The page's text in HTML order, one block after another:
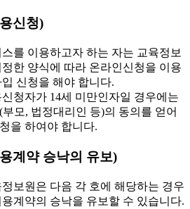
신청)
를 이용하고자 하는 자는 교육정보
정한 양식에 따라 온라인신청을 이용
신청을 해야 합니다.
청자가 14세 미만인자일 경우에는
부모, 법정대리인 등)의 동의를 얻어
을 하여야 합니다.
계약 승낙의 유보)
보원은 다음 각 호에 해당하는 경우
계약의 승낙을 유보할 수 있습니다.